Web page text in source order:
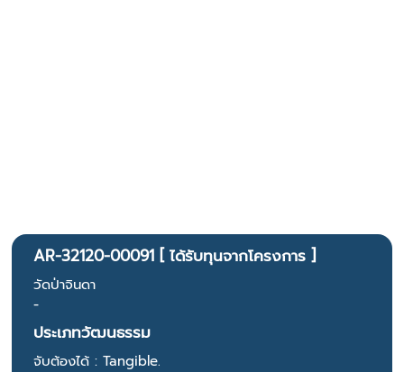
AR-32120-00091 [ ได้รับทุนจากโครงการ ]
วัดป่าจินดา
-
ประเภทวัฒนธรรม
จับต้องได้ : Tangible.